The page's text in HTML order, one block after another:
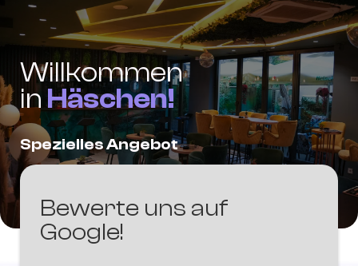
Willkommen
in Häschen!
Spezielles Angebot
Bewerte uns auf
Google!